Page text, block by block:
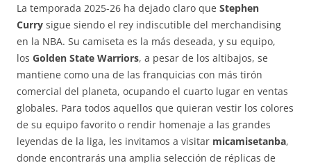
La temporada 2025-26 ha dejado claro que Stephen
Curry sigue siendo el rey indiscutible del merchandising
en la NBA. Su camiseta es la más deseada, y su equipo,
los Golden State Warriors, a pesar de los altibajos, se
mantiene como una de las franquicias con más tirón
comercial del planeta, ocupando el cuarto lugar en ventas
globales. Para todos aquellos que quieran vestir los colores
de su equipo favorito o rendir homenaje a las grandes
leyendas de la liga, les invitamos a visitar micamisetanba,
donde encontrarás una amplia selección de réplicas de